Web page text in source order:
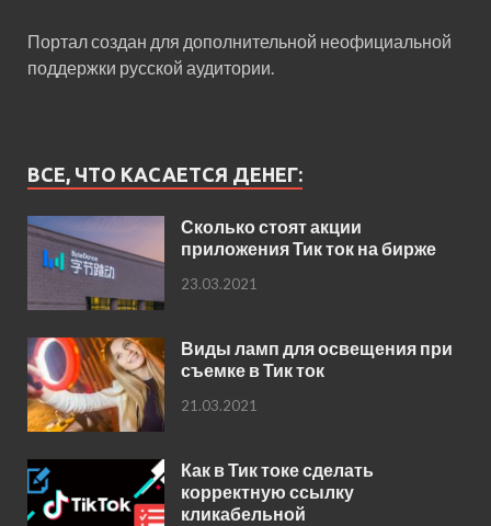
Портал создан для дополнительной неофициальной
поддержки русской аудитории.
ВСЕ, ЧТО КАСАЕТСЯ ДЕНЕГ:
Сколько стоят акции
приложения Тик ток на бирже
23.03.2021
Виды ламп для освещения при
съемке в Тик ток
21.03.2021
Как в Тик токе сделать
корректную ссылку
кликабельной